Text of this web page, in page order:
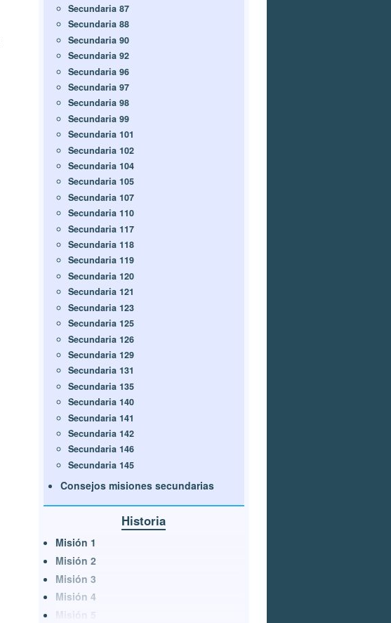
Secundaria 87
Secundaria 88
Secundaria 90
Secundaria 92
Secundaria 96
Secundaria 97
Secundaria 98
Secundaria 99
Secundaria 101
Secundaria 102
Secundaria 104
Secundaria 105
Secundaria 107
Secundaria 110
Secundaria 117
Secundaria 118
Secundaria 119
Secundaria 120
Secundaria 121
Secundaria 123
Secundaria 125
Secundaria 126
Secundaria 129
Secundaria 131
Secundaria 135
Secundaria 140
Secundaria 141
Secundaria 142
Secundaria 146
Secundaria 145
Consejos misiones secundarias
Historia
Misión 1
Misión 2
Misión 3
Misión 4
Misión 5